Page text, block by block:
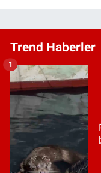
Trend Haberler
1